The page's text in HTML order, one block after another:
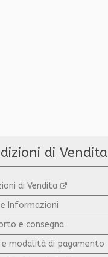
di Vendita
di Vendita
Informazioni
e consegna
e modalità di pagamento